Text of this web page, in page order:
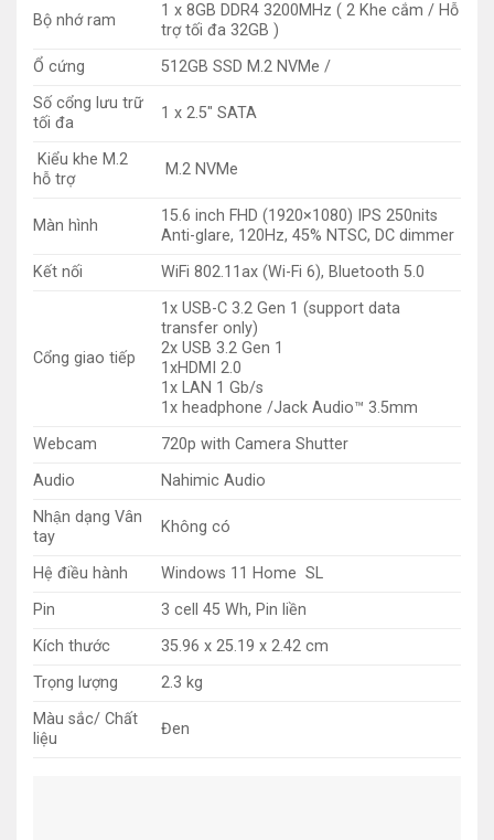
Bộ nhớ ram
1 x 8GB DDR4 3200MHz ( 2 Khe cắm / Hỗ
trợ tối đa 32GB )
Ổ cứng
512GB SSD M.2 NVMe /
Số cổng lưu trữ
tối đa
1 x 2.5″ SATA
Kiểu khe M.2
hỗ trợ
M.2 NVMe
Màn hình
15.6 inch FHD (1920×1080) IPS 250nits
Anti-glare, 120Hz, 45% NTSC, DC dimmer
Kết nối
WiFi 802.11ax (Wi-Fi 6), Bluetooth 5.0
Cổng giao tiếp
1x USB-C 3.2 Gen 1 (support data
transfer only)
2x USB 3.2 Gen 1
1xHDMI 2.0
1x LAN 1 Gb/s
1x headphone /Jack Audio™ 3.5mm
Webcam
720p with Camera Shutter
Audio
Nahimic Audio
Nhận dạng Vân
tay
Không có
Hệ điều hành
Windows 11 Home SL
Pin
3 cell 45 Wh, Pin liền
Kích thước
35.96 x 25.19 x 2.42 cm
Trọng lượng
2.3 kg
Màu sắc/ Chất
liệu
Đen